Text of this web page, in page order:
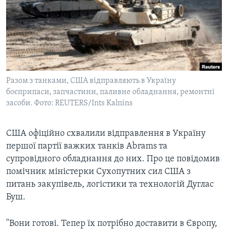
СУСПІЛЬСТВО
ЕКОНОМІКА
ІСТОРІЇ УСПІХУ УКРАЇНЦІВ
ТЕЛЕПРОГРАМИ
ЧАС-TIME
БРИФІНГ ГОЛОСУ АМЕРИКИ
ВІКНО В АМЕРИКУ
ПОГЛЯД З ВАШИНГТОНА
ENGLISH
Learning English
МИ В СОЦМЕРЕЖАХ
Мови
Разом з танками, США відправляють в Україну
боєприпаси, запчастини, паливне обладнання, ремонтні
засоби. Фото: REUTERS/Ints Kalnins
США офіційно схвалили відправлення в Україну
першої партії важких танків Abrams та
супровідного обладнання до них. Про це повідомив
помічник міністерки Сухопутних сил США з
питань закупівель, логістики та технологій Дуглас
Буш.
"Вони готові. Тепер їх потрібно доставити в Європу,